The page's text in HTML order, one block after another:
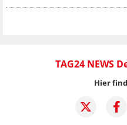
TAG24 NEWS
Hier